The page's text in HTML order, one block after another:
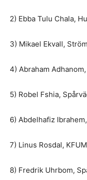
2) Ebba Tulu Chala,
3) Mikael Ekvall,
4) Abraham
5) Robel Fshia,
6) Abdelhafiz
7) Linus Rosdal,
8) Fredrik Uhrbom,